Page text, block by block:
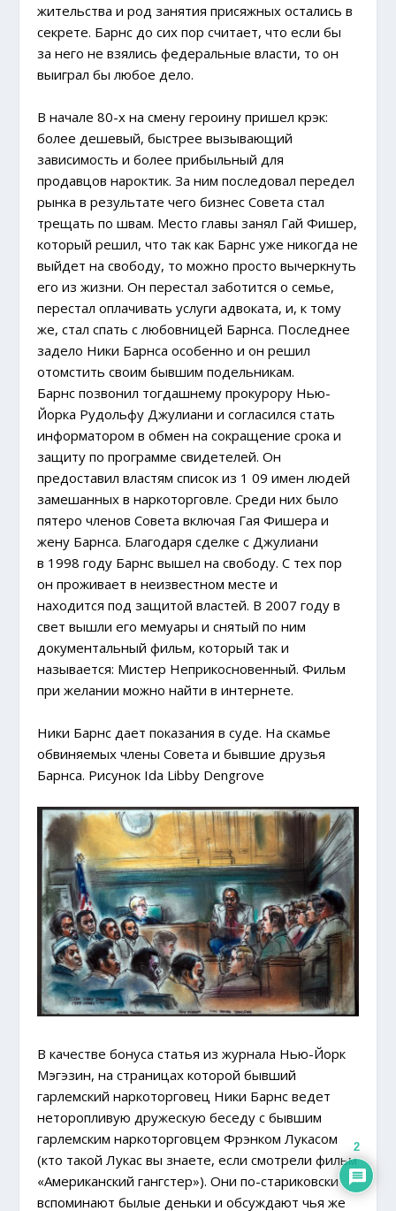
жительства и род занятия присяжных остались в
секрете. Барнс до сих пор считает, что если бы
за него не взялись федеральные власти, то он
выиграл бы любое дело.
В начале 80-х на смену героину пришел крэк:
более дешевый, быстрее вызывающий
зависимость и более прибыльный для
продавцов нароктик. За ним последовал передел
рынка в результате чего бизнес Совета стал
трещать по швам. Место главы занял Гай Фишер,
который решил, что так как Барнс уже никогда не
выйдет на свободу, то можно просто вычеркнуть
его из жизни. Он перестал заботится о семье,
перестал оплачивать услуги адвоката, и, к тому
же, стал спать с любовницей Барнса. Последнее
задело Ники Барнса особенно и он решил
отомстить своим бывшим подельникам.
Барнс позвонил тогдашнему прокурору Нью-
Йорка Рудольфу Джулиани и согласился стать
информатором в обмен на сокращение срока и
защиту по программе свидетелей. Он
предоставил властям список из 1 09 имен людей
замешанных в наркоторговле. Среди них было
пятеро членов Совета включая Гая Фишера и
жену Барнса. Благодаря сделке с Джулиани
в 1998 году Барнс вышел на свободу. С тех пор
он проживает в неизвестном месте и
находится под защитой властей. В 2007 году в
свет вышли его мемуары и снятый по ним
документальный фильм, который так и
называется: Мистер Неприкосновенный. Фильм
при желании можно найти в интернете.
Ники Барнс дает показания в суде. На скамье
обвиняемых члены Совета и бывшие друзья
Барнса. Рисунок Ida Libby Dengrove
В качестве бонуса статья из журнала Нью-Йорк
Мэгэзин, на страницах которой бывший
гарлемский наркоторговец Ники Барнс ведет
неторопливую дружескую беседу с бывшим
гарлемским наркоторговцем Фрэнком Лукасом
(кто такой Лукас вы знаете, если смотрели фильм
«Американский гангстер»). Они по-стариковски
вспоминают былые деньки и обсуждают чья же
2